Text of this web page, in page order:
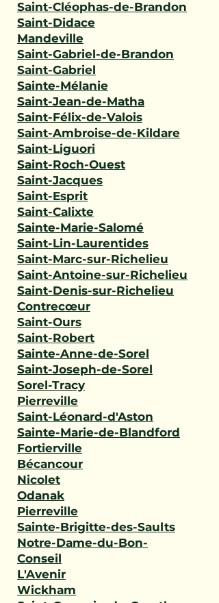
Saint-Cléophas-de-Brandon
Saint-Didace
Mandeville
Saint-Gabriel-de-Brandon
Saint-Gabriel
Sainte-Mélanie
Saint-Jean-de-Matha
Saint-Félix-de-Valois
Saint-Ambroise-de-Kildare
Saint-Liguori
Saint-Roch-Ouest
Saint-Jacques
Saint-Esprit
Saint-Calixte
Sainte-Marie-Salomé
Saint-Lin-Laurentides
Saint-Marc-sur-Richelieu
Saint-Antoine-sur-Richelieu
Saint-Denis-sur-Richelieu
Contrecœur
Saint-Ours
Saint-Robert
Sainte-Anne-de-Sorel
Saint-Joseph-de-Sorel
Sorel-Tracy
Pierreville
Saint-Léonard-d'Aston
Sainte-Marie-de-Blandford
Fortierville
Bécancour
Nicolet
Odanak
Pierreville
Sainte-Brigitte-des-Saults
Notre-Dame-du-Bon-
Conseil
L'Avenir
Wickham